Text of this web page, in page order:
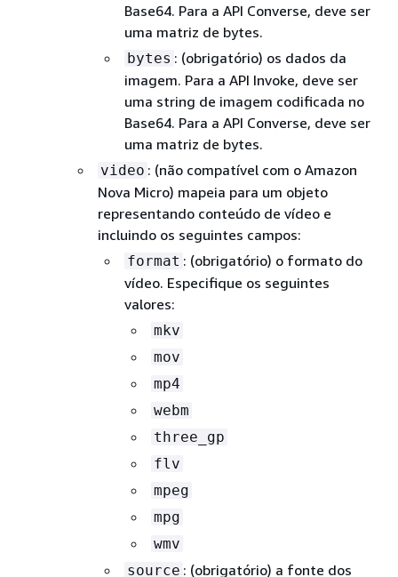
Base64. Para a API Converse, deve ser
uma matriz de bytes.
bytes : (obrigatório) os dados da
imagem. Para a API Invoke, deve ser
uma string de imagem codificada no
Base64. Para a API Converse, deve ser
uma matriz de bytes.
video : (não compatível com o Amazon
Nova Micro) mapeia para um objeto
representando conteúdo de vídeo e
incluindo os seguintes campos:
format : (obrigatório) o formato do
vídeo. Especifique os seguintes
valores:
mkv
mov
mp4
webm
three_gp
flv
mpeg
mpg
wmv
source : (obrigatório) a fonte dos